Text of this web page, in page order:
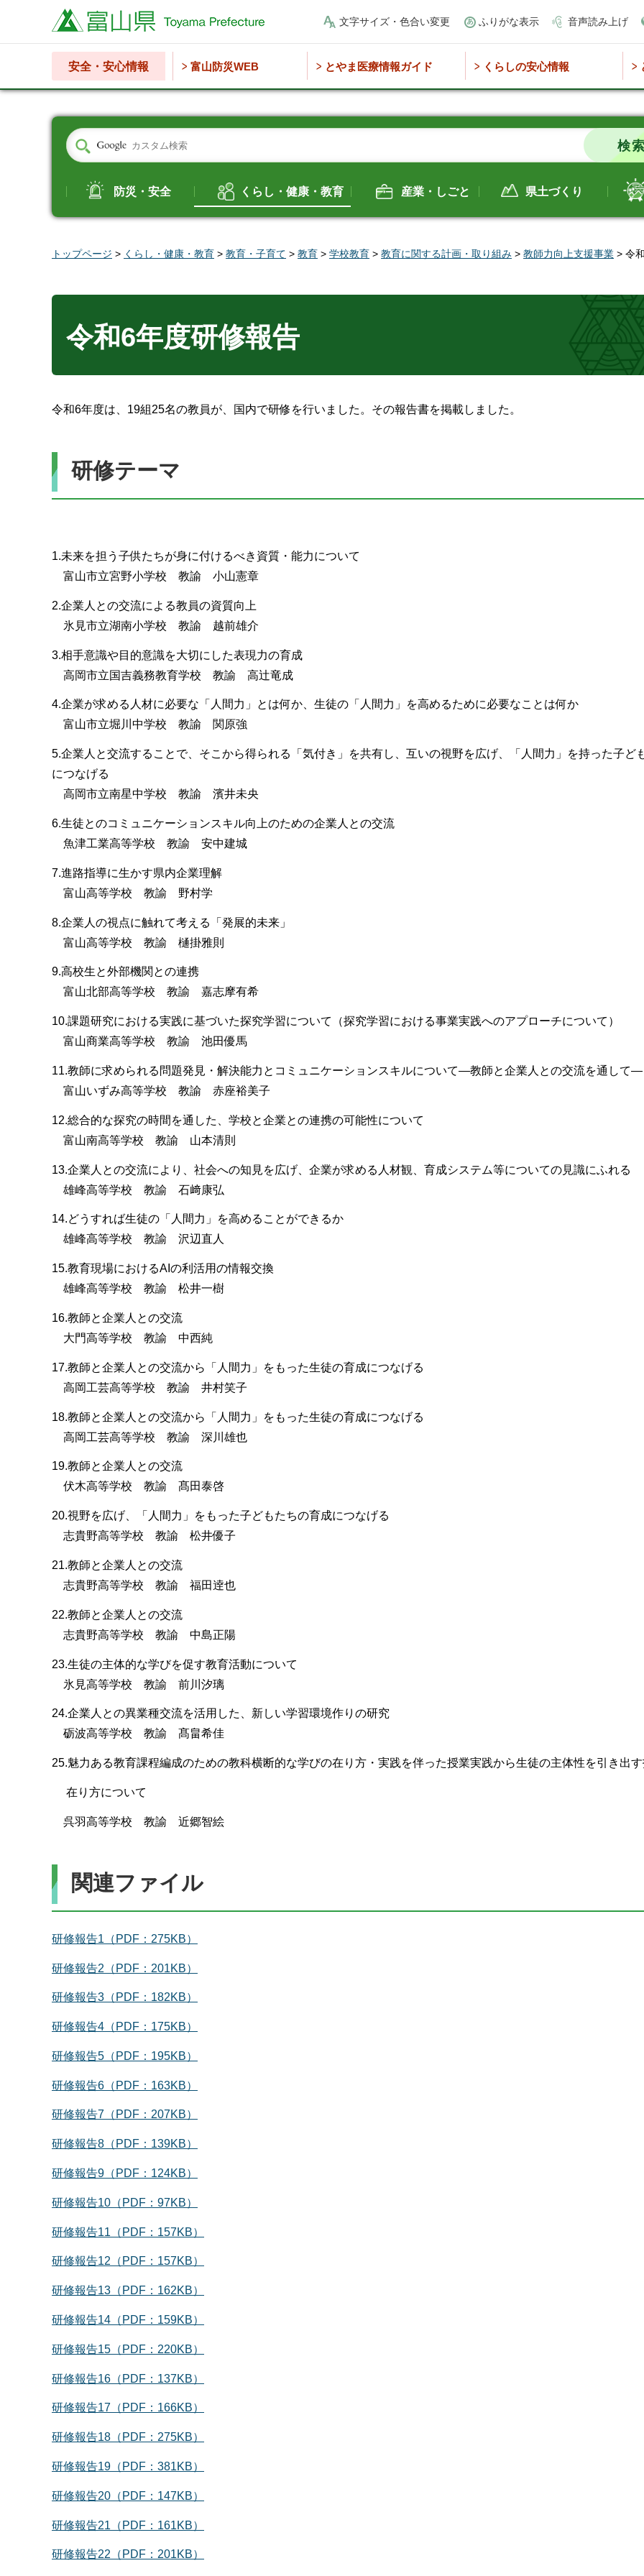
富山県 文字サイズ・色合い変更 ふりがな表示 音声読み上げ
安全・安心情報 富山防災WEB とやま医療情報ガイド くらしの安心情報
防災・安全 くらし・健康・教育 産業・しごと 県土づくり
トップページ > くらし・健康・教育 > 教育・子育て > 教育 > 学校教育 > 教育に関する計画・取り組み > 教師力向上支援事業 > 令
令和6年度研修報告
令和6年度は、19組25名の教員が、国内で研修を行いました。その報告書を掲載しました。
研修テーマ
1.未来を担う子供たちが身に付けるべき資質・能力について
富山市立宮野小学校 教諭 小山憲章
2.企業人との交流による教員の資質向上
氷見市立湖南小学校 教諭 越前雄介
3.相手意識や目的意識を大切にした表現力の育成
高岡市立国吉義務教育学校 教諭 高辻竜成
4.企業が求める人材に必要な「人間力」とは何か、生徒の「人間力」を高めるために必要なことは何か
富山市立堀川中学校 教諭 関原強
5.企業人と交流することで、そこから得られる「気付き」を共有し、互いの視野を広げ、「人間力」を持った子ど
につなげる
高岡市立南星中学校 教諭 濱井未央
6.生徒とのコミュニケーションスキル向上のための企業人との交流
魚津工業高等学校 教諭 安中建城
7.進路指導に生かす県内企業理解
富山高等学校 教諭 野村学
8.企業人の視点に触れて考える「発展的未来」
富山高等学校 教諭 樋掛雅則
9.高校生と外部機関との連携
富山北部高等学校 教諭 嘉志摩有希
10.課題研究における実践に基づいた探究学習について（探究学習における事業実践へのアプローチについて）
富山商業高等学校 教諭 池田優馬
11.教師に求められる問題発見・解決能力とコミュニケーションスキルについて―教師と企業人との交流を通して―
富山いずみ高等学校 教諭 赤座裕美子
12.総合的な探究の時間を通した、学校と企業との連携の可能性について
富山南高等学校 教諭 山本清則
13.企業人との交流により、社会への知見を広げ、企業が求める人材観、育成システム等についての見識にふれる
雄峰高等学校 教諭 石﨑康弘
14.どうすれば生徒の「人間力」を高めることができるか
雄峰高等学校 教諭 沢辺直人
15.教育現場におけるAIの利活用の情報交換
雄峰高等学校 教諭 松井一樹
16.教師と企業人との交流
大門高等学校 教諭 中西純
17.教師と企業人との交流から「人間力」をもった生徒の育成につなげる
高岡工芸高等学校 教諭 井村笑子
18.教師と企業人との交流から「人間力」をもった生徒の育成につなげる
高岡工芸高等学校 教諭 深川雄也
19.教師と企業人との交流
伏木高等学校 教諭 髙田泰啓
20.視野を広げ、「人間力」をもった子どもたちの育成につなげる
志貴野高等学校 教諭 松井優子
21.教師と企業人との交流
志貴野高等学校 教諭 福田逹也
22.教師と企業人との交流
志貴野高等学校 教諭 中島正陽
23.生徒の主体的な学びを促す教育活動について
氷見高等学校 教諭 前川汐璃
24.企業人との異業種交流を活用した、新しい学習環境作りの研究
砺波高等学校 教諭 髙畠希佳
25.魅力ある教育課程編成のための教科横断的な学びの在り方・実践を伴った授業実践から生徒の主体性を引き出
在り方について
呉羽高等学校 教諭 近郷智絵
関連ファイル
研修報告1（PDF：275KB）
研修報告2 （PDF：201KB）
研修報告3（PDF：182KB）
研修報告4（PDF：175KB）
研修報告5（PDF：195KB）
研修報告6（PDF：163KB）
研修報告7（PDF：207KB）
研修報告8（PDF：139KB）
研修報告9（PDF：124KB）
研修報告10（PDF：97KB）
研修報告11（PDF：157KB）
研修報告12（PDF：157KB）
研修報告13（PDF：162KB）
研修報告14（PDF：159KB）
研修報告15（PDF：220KB）
研修報告16（PDF：137KB）
研修報告17（PDF：166KB）
研修報告18（PDF：275KB）
研修報告19（PDF：381KB）
研修報告20（PDF：147KB）
研修報告21（PDF：161KB）
研修報告22（PDF：201KB）